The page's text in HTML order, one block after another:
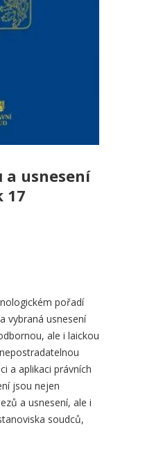
a usnesení
17
pořadí
vybraná usnesení
ale i laickou
a aplikaci právních
jsou nejen
a usnesení, ale i
soudců,